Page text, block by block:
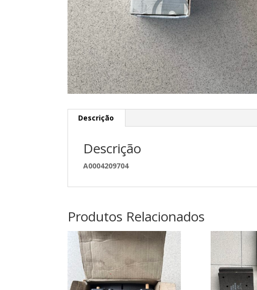
Descrição
Descrição
A0004209704
Produtos Relacionados